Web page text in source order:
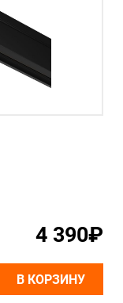
4 390₽
В КОРЗИНУ